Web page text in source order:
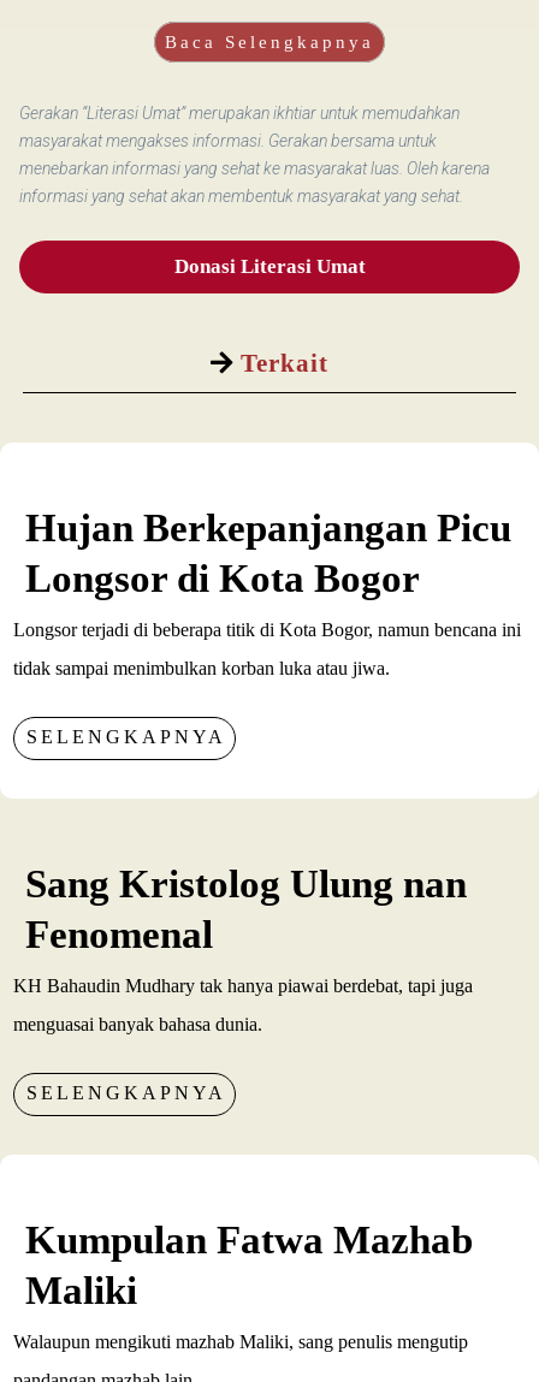
Terkait
Baca Selengkapnya
Gerakan “Literasi Umat” merupakan ikhtiar untuk memudahkan
masyarakat mengakses informasi. Gerakan bersama untuk
menebarkan informasi yang sehat ke masyarakat luas. Oleh karena
informasi yang sehat akan membentuk masyarakat yang sehat.
Donasi Literasi Umat
Hujan Berkepanjangan Picu
Longsor di Kota Bogor
Longsor terjadi di beberapa titik di Kota Bogor, namun bencana ini
tidak sampai menimbulkan korban luka atau jiwa.
SELENGKAPNYA
Sang Kristolog Ulung nan
Fenomenal
KH Bahaudin Mudhary tak hanya piawai berdebat, tapi juga
menguasai banyak bahasa dunia.
SELENGKAPNYA
Kumpulan Fatwa Mazhab
Maliki
Walaupun mengikuti mazhab Maliki, sang penulis mengutip